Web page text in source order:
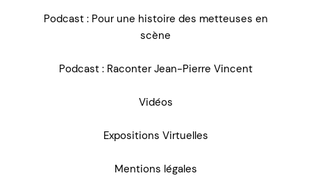
Podcast : Pour une histoire des metteuses en
scène
Podcast : Raconter Jean-Pierre Vincent
Vidéos
Expositions Virtuelles
Mentions légales